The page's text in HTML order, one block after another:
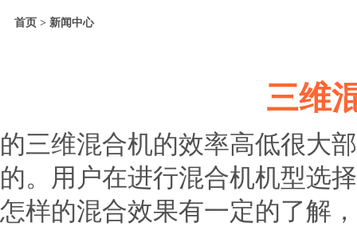
首页 > 新闻中心
三维
的三维混合机的效率高低很大
的。用户在进行混合机机型选
怎样的混合效果有一定的了解